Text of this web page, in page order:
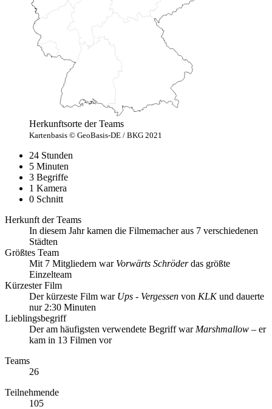
Herkunftsorte der Teams
Kartenbasis © GeoBasis-DE / BKG 2021
24 Stunden
5 Minuten
3 Begriffe
1 Kamera
0 Schnitt
Herkunft der Teams
In diesem Jahr kamen die Filmemacher aus 7 verschiedenen
Städten
Größtes Team
Mit 7 Mitgliedern war Vorwärts Schröderdas größte
Einzelteam
Kürzester Film
Der kürzeste Film war Ups - Vergessen von KLKund dauerte
nur 2:30 Minuten
Lieblingsbegriff
Der am häufigsten verwendete Begriff war Marshmallow – er
kam in 13 Filmen vor
Teams
26
Teilnehmende
105